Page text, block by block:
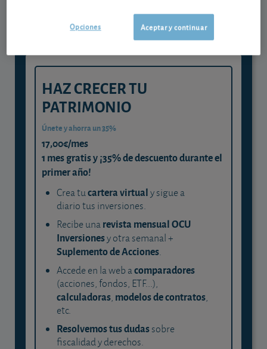
para ti
HAZ CRECER TU
PATRIMONIO
Únete y ahorra un 35%
17,00€/mes
1 mes gratis y ¡35% de descuento durante el
primer año!
Crea tucartera virtualy sigue a
diario tus inversiones.
Recibe unarevista mensual OCU
Inversionesy otra semanal +
Suplemento de Acciones.
Accede en la web acomparadores
(acciones, fondos, ETF...),
calculadoras, modelos de contratos,
etc.
Resolvemos tus dudassobre
fiscalidad y derechos.
Aceptar y continuar
Opciones